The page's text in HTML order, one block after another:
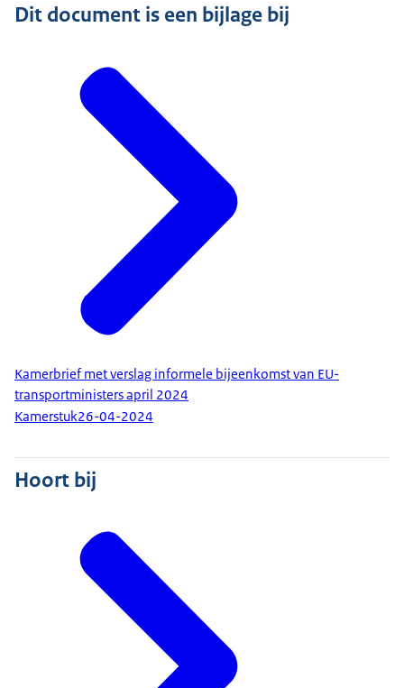
Dit document is een bijlage bij
Kamerbrief met verslag informele bijeenkomst van EU-
transportministers april 2024
Kamerstuk26-04-2024
Hoort bij